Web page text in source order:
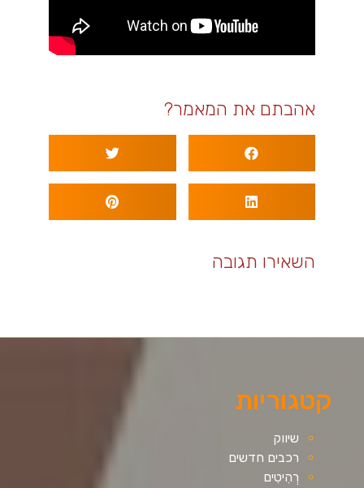
אהבתם את המאמר?
השאירו תגובה
קטגוריות
שיווק
רכבים חדשים
רְהִיטִים